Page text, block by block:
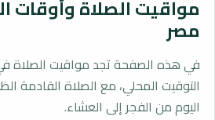
مواقيت الصلاة وأوقات
مصر
في هذه الصفحة تجد مواقيت
اليوم من الفجر إلى العشاء.